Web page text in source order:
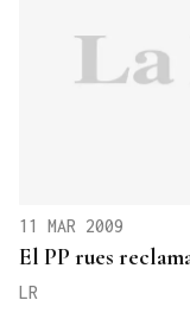
11 MAR 2009
El PP rues
LR